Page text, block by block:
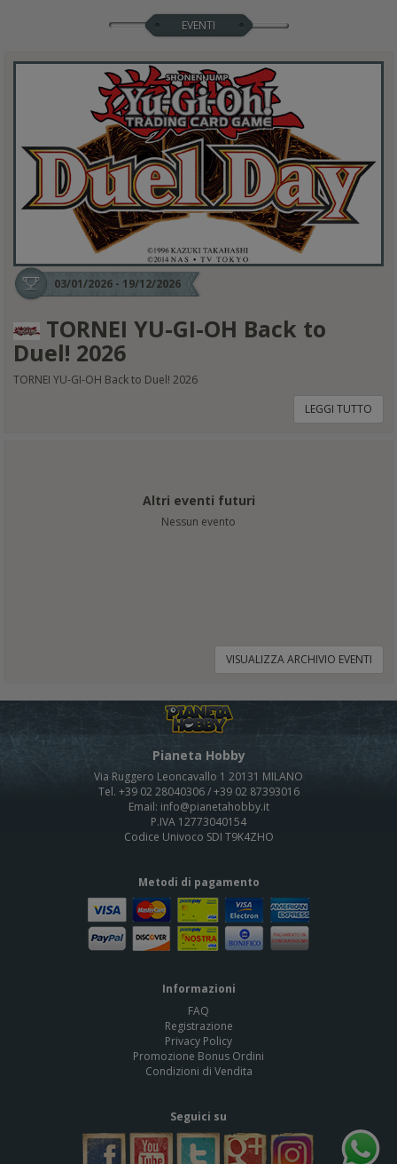
EVENTI
03/01/2026 - 19/12/2026
TORNEI YU-GI-OH Back to
Duel! 2026
TORNEI YU-GI-OH Back to Duel! 2026
LEGGI TUTTO
Altri eventi futuri
Nessun evento
VISUALIZZA ARCHIVIO EVENTI
Pianeta Hobby
Via Ruggero Leoncavallo 1 20131 MILANO
Tel. +39 02 28040306 / +39 02 87393016
Email: info@pianetahobby.it
P.IVA 12773040154
Codice Univoco SDI T9K4ZHO
Metodi di pagamento
Informazioni
FAQ
Registrazione
Privacy Policy
Promozione Bonus Ordini
Condizioni di Vendita
Seguici su